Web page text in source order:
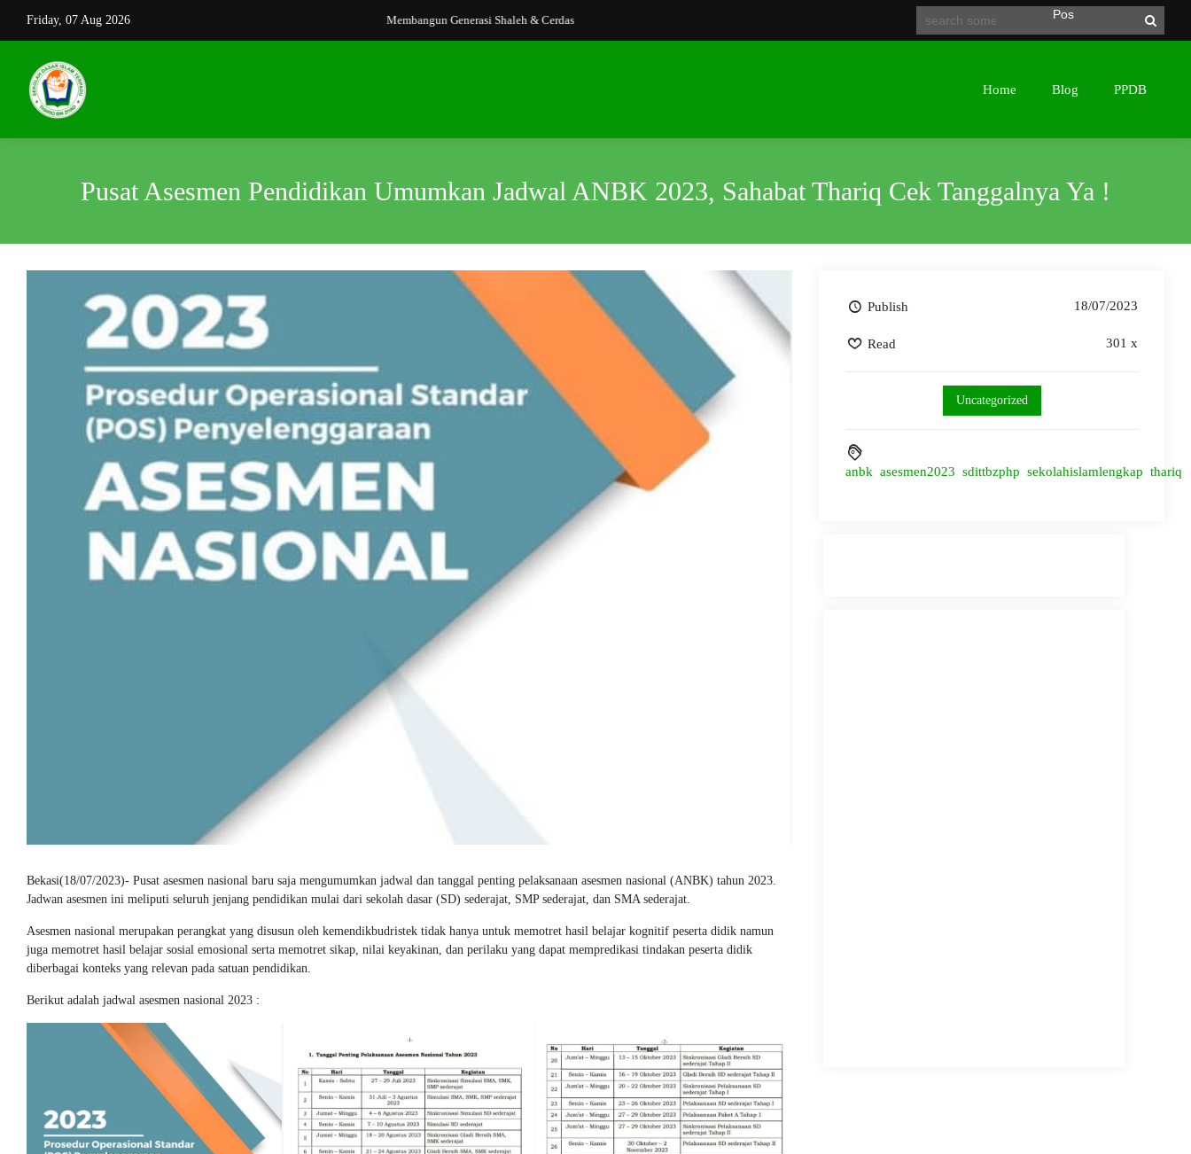
Friday, 07 Aug 2026 Membangun Generasi Shaleh & Cerdas
Membangun Generasi Shaleh & Cerdas
Home Blog PPDB
Pusat Asesmen Pendidikan Umumkan Jadwal ANBK 2023, Sahabat Thariq Cek Tanggalnya Ya !
Bekasi(18/07/2023)- Pusat asesmen nasional baru saja mengumumkan jadwal dan tanggal penting pelaksanaan asesmen nasional (ANBK) tahun 2023.
Jadwan asesmen ini meliputi seluruh jenjang pendidikan mulai dari sekolah dasar (SD) sederajat, SMP sederajat, dan SMA sederajat.
Asesmen nasional merupakan perangkat yang disusun oleh kemendikbudristek tidak hanya untuk memotret hasil belajar kognitif peserta didik namun
juga memotret hasil belajar sosial emosional serta memotret sikap, nilai keyakinan, dan perilaku yang dapat mempredikasi tindakan peserta didik
diberbagai konteks yang relevan pada satuan pendidikan.
Berikut adalah jadwal asesmen nasional 2023 :
Publish 18/07/2023
Read 301 x
Uncategorized
anbk asesmen2023 sdittbzphp sekolahislamlengkap thariq